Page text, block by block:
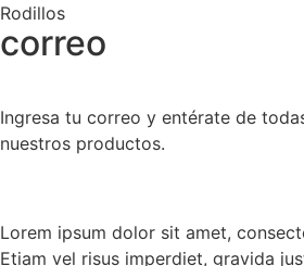
Rodillos
correo
Ingresa tu correo y entérate de
nuestros productos.
Lorem ipsum dolor sit amet,
Etiam vel risus imperdiet, gravida